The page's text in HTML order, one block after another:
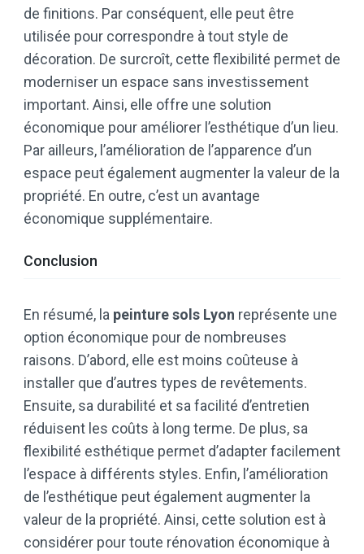
de finitions. Par conséquent, elle peut être
utilisée pour correspondre à tout style de
décoration. De surcroît, cette flexibilité permet de
moderniser un espace sans investissement
important. Ainsi, elle offre une solution
économique pour améliorer l’esthétique d’un lieu.
Par ailleurs, l’amélioration de l’apparence d’un
espace peut également augmenter la valeur de la
propriété. En outre, c’est un avantage
économique supplémentaire.
Conclusion
En résumé, la peinture sols Lyon représente une
option économique pour de nombreuses
raisons. D’abord, elle est moins coûteuse à
installer que d’autres types de revêtements.
Ensuite, sa durabilité et sa facilité d’entretien
réduisent les coûts à long terme. De plus, sa
flexibilité esthétique permet d’adapter facilement
l’espace à différents styles. Enfin, l’amélioration
de l’esthétique peut également augmenter la
valeur de la propriété. Ainsi, cette solution est à
considérer pour toute rénovation économique à